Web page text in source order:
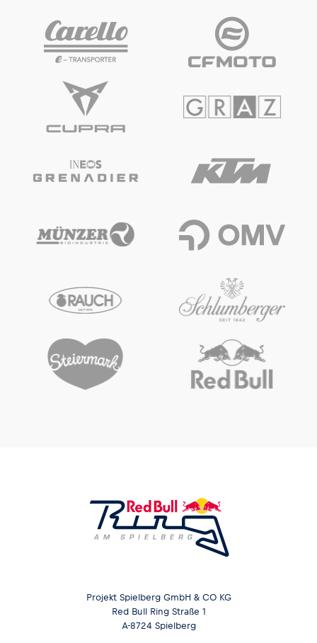
Fahrzeug
Alle anzeigen
Business
Alle anzeigen
Glossar
Alle anzeigen
Projekt Spielberg GmbH & CO KG
Red Bull Ring Straße 1
A-8724 Spielberg